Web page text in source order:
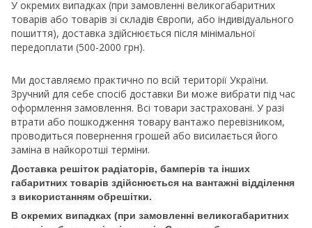
У окремих випадках (при замовленні великогабаритних
товарів або товарів зі складів Європи, або індивідуального
пошиття), доставка здійснюється після мінімальної
передоплати (500-2000 грн).
Ми доставляємо практично по всій території України.
Зручний для себе спосіб доставки Ви може вибрати під час
оформлення замовлення. Всі товари застраховані. У разі
втрати або пошкодження товару вантажо перевізником,
проводиться повернення грошей або висилається його
заміна в найкоротші терміни.
Доставка решіток радіаторів, бамперів та інших
габаритних товарів здійснюється на вантажні відділення
з використанням обрешітки.
В окремих випадках (при замовленні великогабаритних